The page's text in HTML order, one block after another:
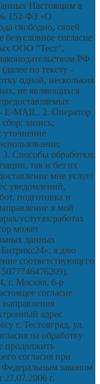
Настоящим в
№ 152-ФЗ «О
свободно, своей
согласие
ООО "Тест",
РФ
по тексту -
одной, нескольких
не являющихся
E-MAIL. 2. Оператор
запись;
уточнение
3. Способы обработки:
так и без их
мне услуг/
уведомлений,
подготовка и
в мой
услугах/работах
может
данных
я даю
соответствующего
г. Москва, б-р
согласие
направления
адрес
г. Тестовград, ул.
на обработку
продолжить
согласия при
законом
г.